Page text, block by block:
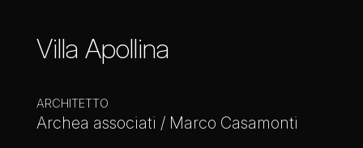
Villa Apollina
ARCHITETTO
Archea associati / Marco Casamonti